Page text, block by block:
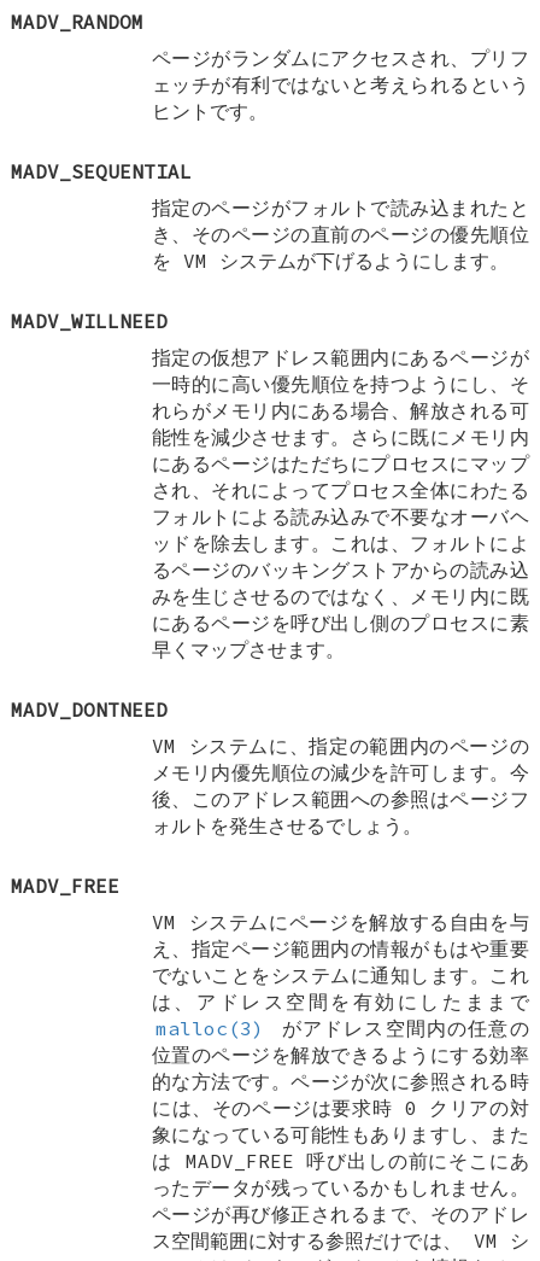
MADV_RANDOM
ページがランダムにアクセスされ、プリフ
ェッチが有利ではないと考えられるという
ヒントです。
MADV_SEQUENTIAL
指定のページがフォルトで読み込まれたと
き、そのページの直前のページの優先順位
を VM システムが下げるようにします。
MADV_WILLNEED
指定の仮想アドレス範囲内にあるページが
一時的に高い優先順位を持つようにし、そ
れらがメモリ内にある場合、解放される可
能性を減少させます。さらに既にメモリ内
にあるページはただちにプロセスにマップ
され、それによってプロセス全体にわたる
フォルトによる読み込みで不要なオーバヘ
ッドを除去します。これは、フォルトによ
るページのバッキングストアからの読み込
みを生じさせるのではなく、メモリ内に既
にあるページを呼び出し側のプロセスに素
早くマップさせます。
MADV_DONTNEED
VM システムに、指定の範囲内のページの
メモリ内優先順位の減少を許可します。今
後、このアドレス範囲への参照はページフ
ォルトを発生させるでしょう。
MADV_FREE
VM システムにページを解放する自由を与
え、指定ページ範囲内の情報がもはや重要
でないことをシステムに通知します。これ
は、アドレス空間を有効にしたままで
malloc(3)
がアドレス空間内の任意の
位置のページを解放できるようにする効率
的な方法です。ページが次に参照される時
には、そのページは要求時 0 クリアの対
象になっている可能性もありますし、また
は MADV_FREE 呼び出しの前にそこにあ
ったデータが残っているかもしれません。
ページが再び修正されるまで、そのアドレ
ス空間範囲に対する参照だけでは、 VM シ